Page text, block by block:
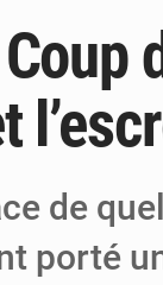
5 août
5 août
4 août
de
porté